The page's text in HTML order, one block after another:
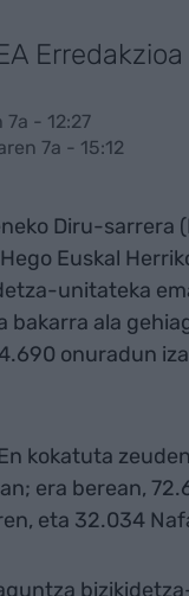
Erredakzioa
- 12:27
7a - 15:12
Diru-sarrera
Euskal
unitateka
bakarra ala
onuradun
kokatuta
era berean,
eta 32.034